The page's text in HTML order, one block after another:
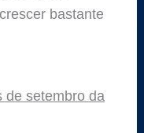
bastante
de setembro da